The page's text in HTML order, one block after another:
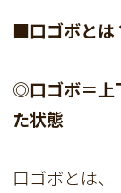
■口ゴボとは
◎口ゴボ＝上
た状態
口ゴボとは